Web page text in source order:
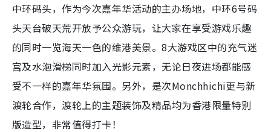
9
0
0
9
a
i
n
i
n
g
e
e
中环码头，作为今次嘉年华活动的主办场地，中环6号码
头天台破天荒开放予公众游玩，让大家在享受游戏乐趣
的同时一览海天一色的维港美景。8大游戏区中的充气迷
宫及水泡滑梯同时加入光影元素，无论日夜进场都能感
受不一样的嘉年华氛围。另外，是次Monchhichi更与新
渡轮合作，渡轮上的主题装饰及精品均为香港限量特别
版造型，非常值得打卡！